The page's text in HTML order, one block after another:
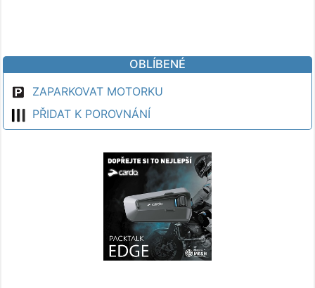
OBLÍBENÉ
ZAPARKOVAT MOTORKU
PŘIDAT K POROVNÁNÍ